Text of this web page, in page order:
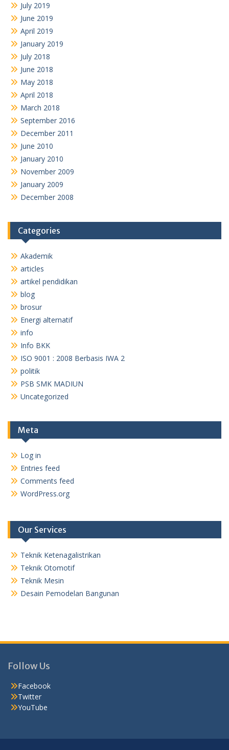
July 2019
June 2019
April 2019
January 2019
July 2018
June 2018
May 2018
April 2018
March 2018
September 2016
December 2011
June 2010
January 2010
November 2009
January 2009
December 2008
Categories
Akademik
articles
artikel pendidikan
blog
brosur
Energi alternatif
info
Info BKK
ISO 9001 : 2008 Berbasis IWA 2
politik
PSB SMK MADIUN
Uncategorized
Meta
Log in
Entries feed
Comments feed
WordPress.org
Our Services
Teknik Ketenagalistrikan
Teknik Otomotif
Teknik Mesin
Desain Pemodelan Bangunan
Follow Us
Facebook
Twitter
YouTube